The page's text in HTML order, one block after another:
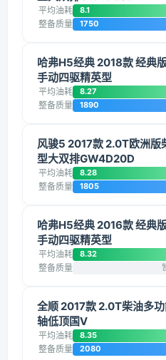
平均油耗 8.1
整备质量 1750
哈弗H5经典 2018款 经典
手动四驱精英型
平均油耗 8.27
整备质量 1890
风骏5 2017款 2.0T欧洲版
型大双排GW4D20D
平均油耗 8.28
整备质量 1805
哈弗H5经典 2016款 经典
手动四驱精英型
平均油耗 8.32
整备质量
全顺 2017款 2.0T柴油多
轴低顶国V
平均油耗 8.35
整备质量 2080